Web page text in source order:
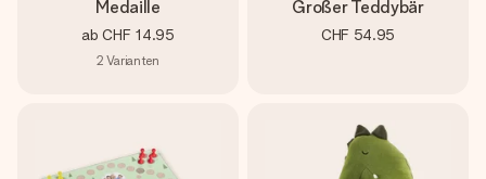
Medaille
ab CHF 14.95
2 Varianten
Großer Teddybär
CHF 54.95